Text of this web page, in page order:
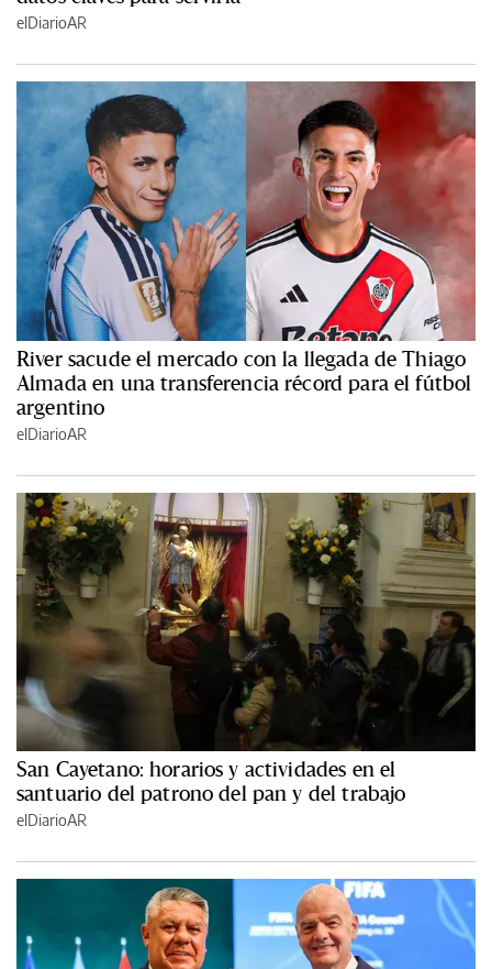
elDiarioAR
River sacude el mercado con la llegada de Thiago
Almada en una transferencia récord para el fútbol
argentino
elDiarioAR
San Cayetano: horarios y actividades en el
santuario del patrono del pan y del trabajo
elDiarioAR